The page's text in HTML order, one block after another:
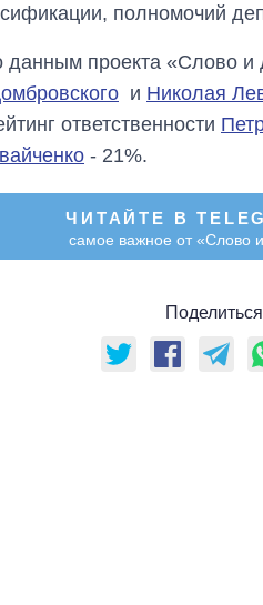
полномочий
данным проекта «Слово и
и Николая
ответственности
- 21%.
ЧИТАЙТЕ В
самое важное от «Слово